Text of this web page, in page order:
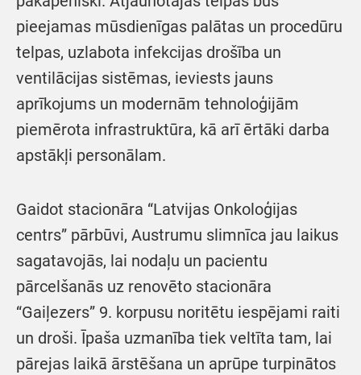
pieejamas mūsdienīgas palātas un procedūru
telpas, uzlabota infekcijas drošība un
ventilācijas sistēmas, ieviests jauns
aprīkojums un modernām tehnoloģijām
piemērota infrastruktūra, kā arī ērtāki darba
apstākļi personālam.
Gaidot stacionāra “Latvijas Onkoloģijas
centrs” pārbūvi, Austrumu slimnīca jau laikus
sagatavojās, lai nodaļu un pacientu
pārcelšanās uz renovēto stacionāra
“Gaiļezers” 9. korpusu noritētu iespējami raiti
un droši. Īpaša uzmanība tiek veltīta tam, lai
pārejas laikā ārstēšana un aprūpe turpinātos